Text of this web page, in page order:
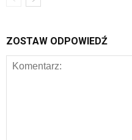
ZOSTAW ODPOWIEDŹ